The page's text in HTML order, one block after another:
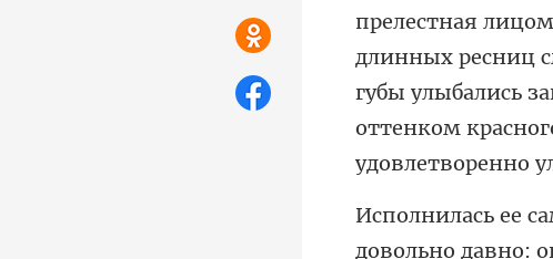
длинных ресниц
губы улыбались